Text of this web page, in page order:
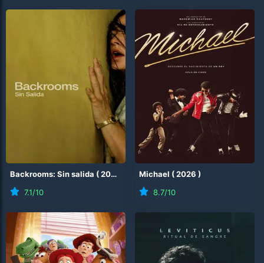
Backrooms: Sin salida (2026
7.1/10
Michael (2026 )
8.7/10